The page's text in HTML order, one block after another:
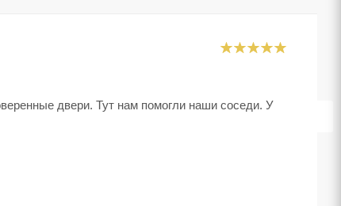
двери. Тут нам помогли наши соседи. У